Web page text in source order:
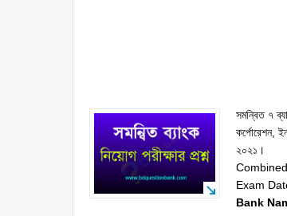
সমন্বিত ৭
কর্পোরেশন,
২০২১।
Exam
Bank